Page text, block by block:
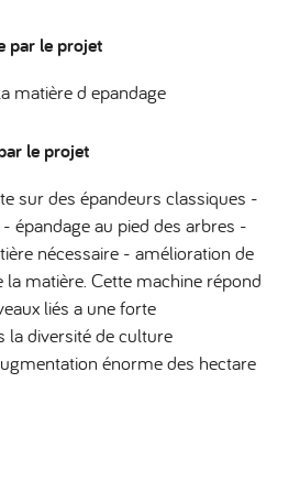
par le projet
matière d epandage
le projet
sur des épandeurs classiques -
épandage au pied des arbres -
nécessaire - amélioration de
matière. Cette machine répond
liés a une forte
la diversité de culture
énorme des hectare